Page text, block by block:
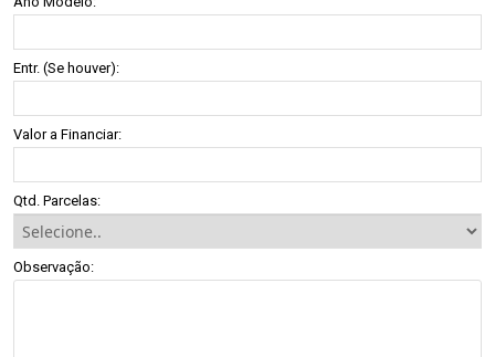
Entr. (Se houver):
Valor a Financiar:
Qtd. Parcelas:
Observação: